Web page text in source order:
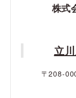
株式
立
〒208-